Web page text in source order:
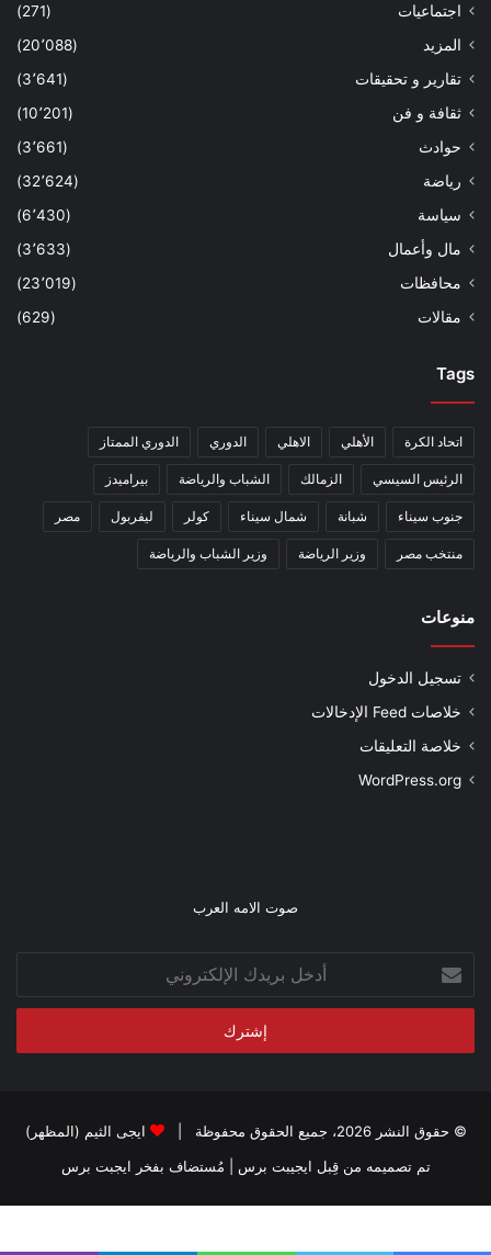
اجتماعيات
(271)
المزيد
(20٬088)
تقارير و تحقيقات
(3٬641)
ثقافة و فن
(10٬201)
حوادث
(3٬661)
رياضة
(32٬624)
سياسة
(6٬430)
مال وأعمال
(3٬633)
محافظات
(23٬019)
مقالات
(629)
Tags
اتحاد الكرة الأهلي الاهلي الدوري الدوري الممتاز
الرئيس السيسي الزمالك الشباب والرياضة بيراميدز
جنوب سيناء شبانة شمال سيناء كولر ليفربول مصر
منتخب مصر وزير الرياضة وزير الشباب والرياضة
منوعات
تسجيل الدخول
خلاصات Feed الإدخالات
خلاصة التعليقات
WordPress.org
صوت الامه العرب
بريدك
الإلكتروني
© حقوق النشر 2026، جميع الحقوق محفوظة |
ايجى الثيم (المظهر)
تم تصميمه من قِبل ايجيبت برس | مُستضاف بفخر ايجبت برس